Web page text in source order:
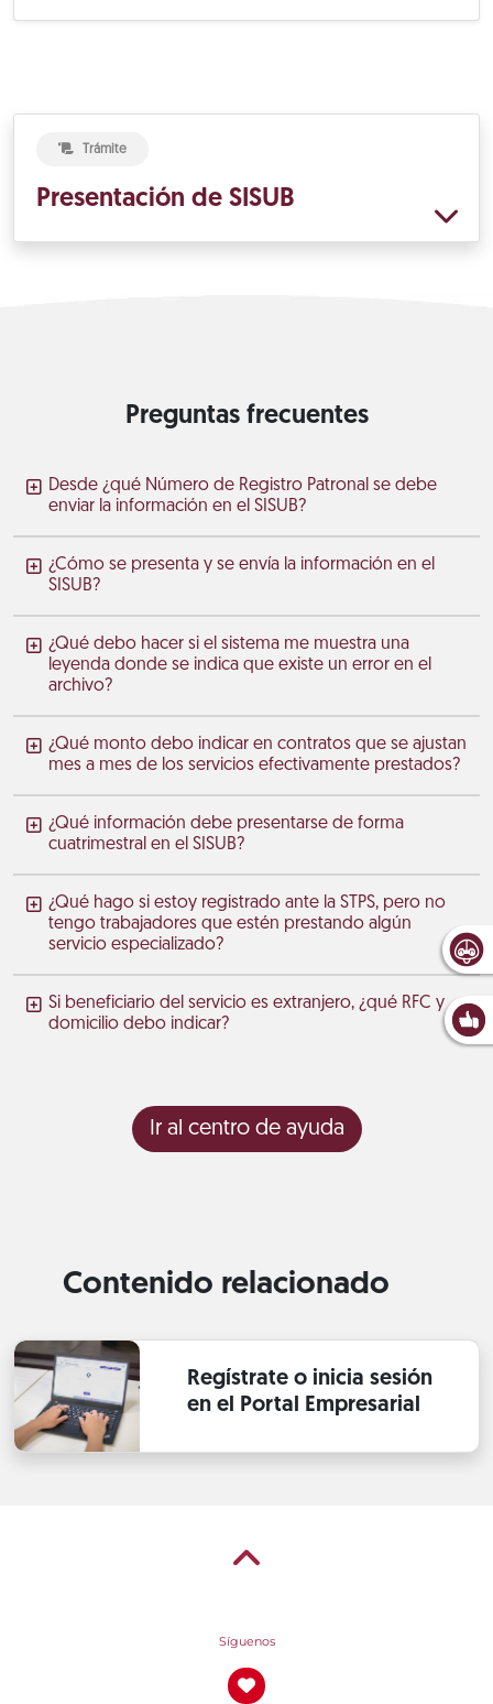
Trámite
Presentación de SISUB
Preguntas frecuentes
Desde ¿qué Número de Registro Patronal se debe
enviar la información en el SISUB?
¿Cómo se presenta y se envía la información en el
SISUB?
¿Qué debo hacer si el sistema me muestra una
leyenda donde se indica que existe un error en el
archivo?
¿Qué monto debo indicar en contratos que se ajustan
mes a mes de los servicios efectivamente prestados?
¿Qué información debe presentarse de forma
cuatrimestral en el SISUB?
¿Qué hago si estoy registrado ante la STPS, pero no
tengo trabajadores que estén prestando algún
servicio especializado?
Si beneficiario del servicio es extranjero, ¿qué RFC y
domicilio debo indicar?
Ir al centro de ayuda
Contenido relacionado
Regístrate o inicia sesión
en el Portal Empresarial
Síguenos